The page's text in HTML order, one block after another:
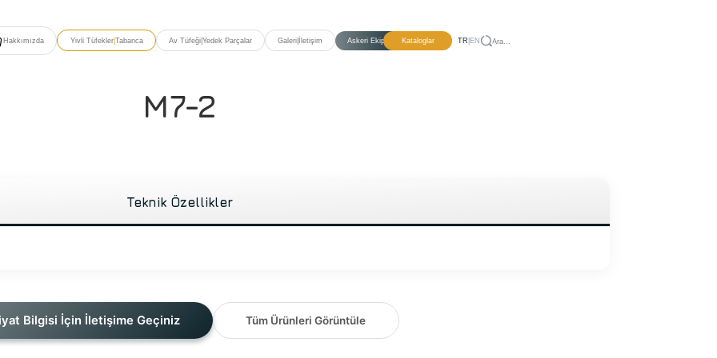
Hakkımızda Yivli Tüfekler|Tabanca Av Tüfeği|Yedek Parçalar Galeri|İletişim Askeri EkipmanlarKataloglar TR|EN
M7-2
Teknik Özellikler
Bilgisi İçin İletişime Geçiniz Tüm Ürünleri Görüntüle